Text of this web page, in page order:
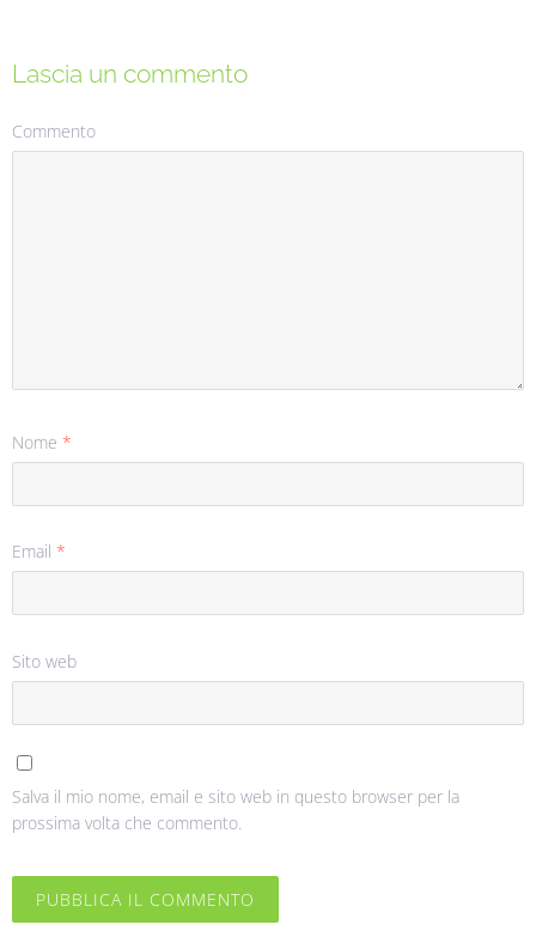
Lascia un commento
Commento
Nome *
Email *
Sito web
Salva il mio nome, email e sito web in questo browser per la
prossima volta che commento.